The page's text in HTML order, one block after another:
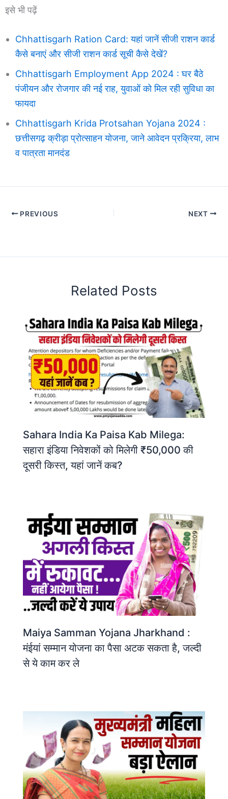
इसे भी पढ़ें
Chhattisgarh Ration Card: यहां जानें सीजी राशन कार्ड
कैसे बनाएं और सीजी राशन कार्ड सूची कैसे देखें?
Chhattisgarh Employment App 2024 : घर बैठे
पंजीयन और रोजगार की नई राह, युवाओं को मिल रही सुविधा का
फायदा
Chhattisgarh Krida Protsahan Yojana 2024 :
छत्तीसगढ़ क्रीड़ा प्रोत्साहन योजना, जाने आवेदन प्रक्रिया, लाभ
व पात्रता मानदंड
PREVIOUS NEXT
Related Posts
Sahara India Ka Paisa Kab Milega:
सहारा इंडिया निवेशकों को मिलेगी ₹50,000 की
दूसरी किस्त, यहां जानें कब?
Maiya Samman Yojana Jharkhand :
मंईयां सम्मान योजना का पैसा अटक सकता है, जल्दी
से ये काम कर ले